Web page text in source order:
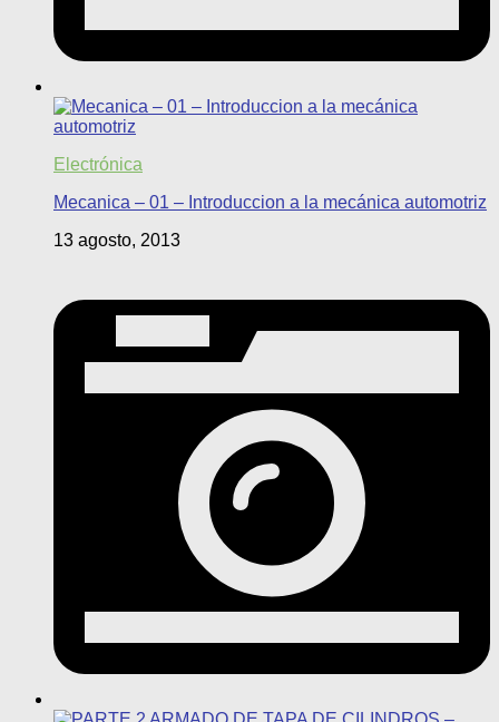
Electrónica
Mecanica – 01 – Introduccion a la mecánica automotriz
13 agosto, 2013